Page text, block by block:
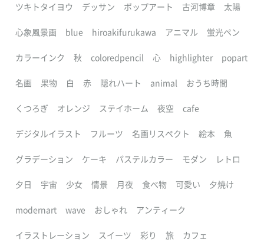
ツキトタイヨウ デッサン ポップアート 古河博章 太陽
心象風景画 blue hiroakifurukawa アニマル 蛍光ペン
カラーインク 秋 coloredpencil 心 highlighter popart
名画 果物 白 赤 隠れハート animal おうち時間
くつろぎ オレンジ ステイホーム 夜空 cafe
デジタルイラスト フルーツ 名画リスペクト 絵本 魚
グラデーション ケーキ パステルカラー モダン レトロ
夕日 宇宙 少女 情景 月夜 食べ物 可愛い 夕焼け
modernart wave おしゃれ アンティーク
イラストレーション スイーツ 彩り 旅 カフェ